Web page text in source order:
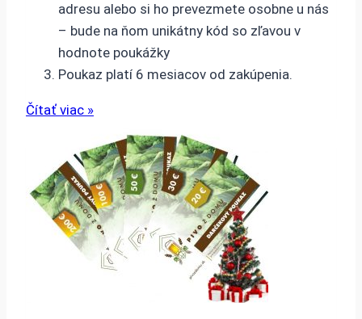
adresu alebo si ho prevezmete osobne u nás
– bude na ňom unikátny kód so zľavou v
hodnote poukážky
Poukaz platí 6 mesiacov od zakúpenia.
Čítať viac »